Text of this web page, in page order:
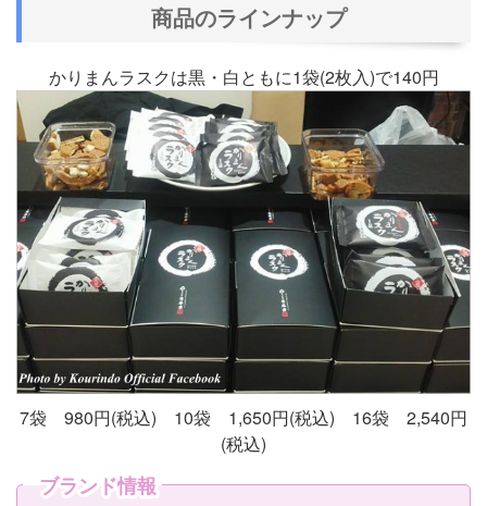
商品のラインナップ
かりまんラスクは黒・白ともに1袋(2枚入)で140円
7袋 980円(税込) 10袋 1,650円(税込) 16袋 2,540円
(税込)
ブランド情報